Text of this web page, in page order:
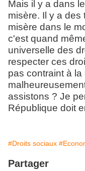
Mais il y a dans
misère. Il y a des
misère dans le
c'est quand
universelle des
respecter ces
pas contraint à
assistons ? Je
République doit
#Droits sociaux
Partager